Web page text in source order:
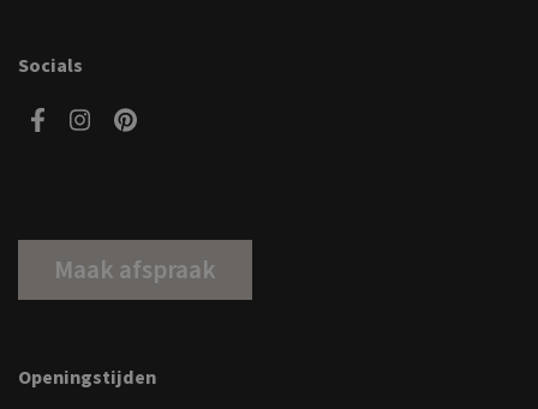
Socials
Maak afspraak
Openingstijden